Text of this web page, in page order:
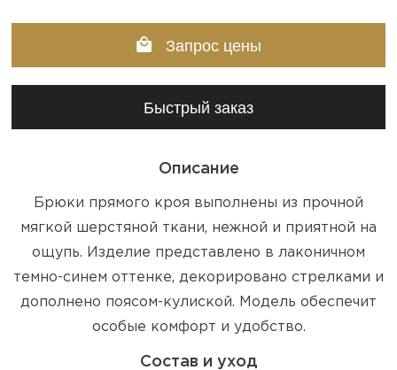
Запрос цены
Быстрый заказ
Описание
Брюки прямого кроя выполнены из прочной
мягкой шерстяной ткани, нежной и приятной на
ощупь. Изделие представлено в лаконичном
темно-синем оттенке, декорировано стрелками и
дополнено поясом-кулиской. Модель обеспечит
особые комфорт и удобство.
Состав и уход